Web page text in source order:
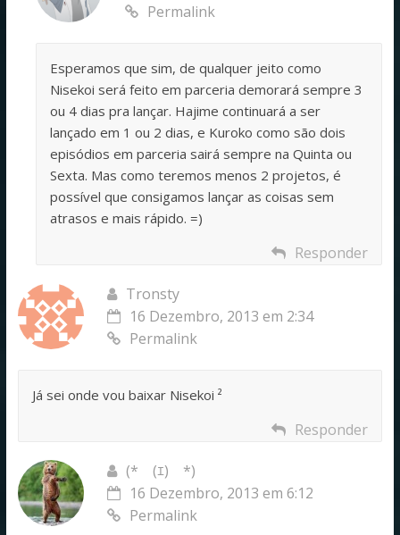
Permalink
Esperamos que sim, de qualquer jeito como
Nisekoi será feito em parceria demorará sempre 3
ou 4 dias pra lançar. Hajime continuará a ser
lançado em 1 ou 2 dias, e Kuroko como são dois
episódios em parceria sairá sempre na Quinta ou
Sexta. Mas como teremos menos 2 projetos, é
possível que consigamos lançar as coisas sem
atrasos e mais rápido. =)
Responder
Tronsty
16 Dezembro, 2013 em 2:34
Permalink
Já sei onde vou baixar Nisekoi ²
Responder
(*￣(ｴ)￣*)
16 Dezembro, 2013 em 6:12
Permalink